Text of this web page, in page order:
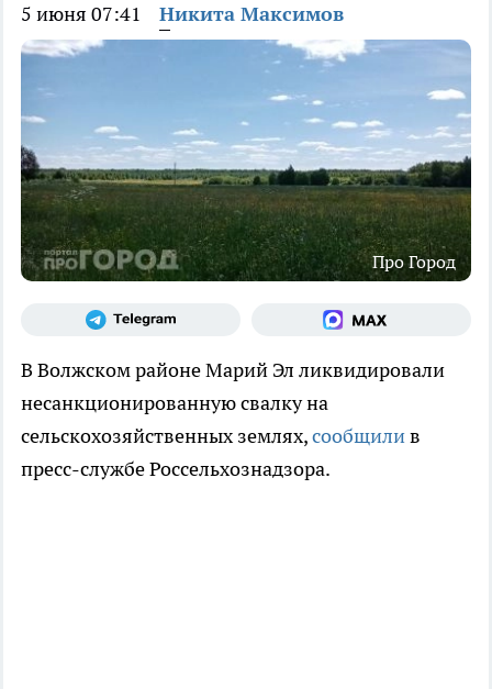
5 июня 07:41 Никита Максимов
Про Город
В Волжском районе Марий Эл ликвидировали
несанкционированную свалку на
сельскохозяйственных землях,сообщилив
пресс-службе Россельхознадзора.